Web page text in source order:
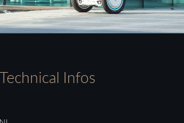
Technical Infos